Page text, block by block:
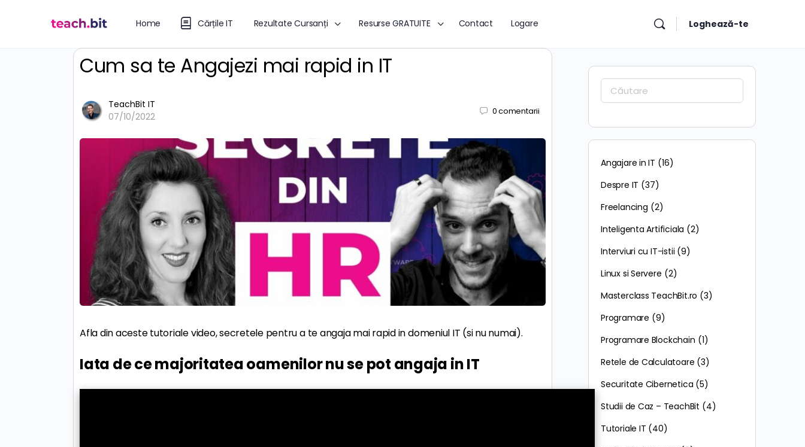
Home Cărțile IT Rezultate Cursanți Resurse GRATUITE Contact Logare Loghează-te
Cum sa te Angajezi mai rapid in IT
TeachBit IT
07/10/2022
0comentarii
Afla din aceste tutoriale video, secretele pentru a te angaja mai rapid in domeniul IT (si nu numai).
Iata de ce majoritatea oamenilor nu se pot angaja in IT
Caută:
Angajare in IT (16)
Despre IT (37)
Freelancing (2)
Inteligenta Artificiala (2)
Interviuri cu IT-istii (9)
Linux si Servere (2)
Masterclass TeachBit.ro (3)
Programare (9)
Programare Blockchain (1)
Retele de Calculatoare (3)
Securitate Cibernetica (5)
Studii de Caz – TeachBit (4)
Tutoriale IT (40)